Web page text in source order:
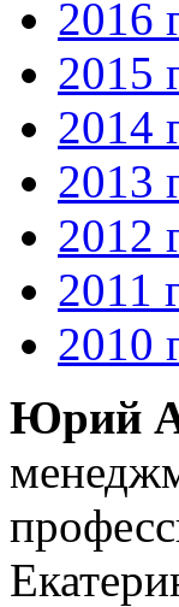
2016
2015
2014
2013
2012
2011
2010
Юрий